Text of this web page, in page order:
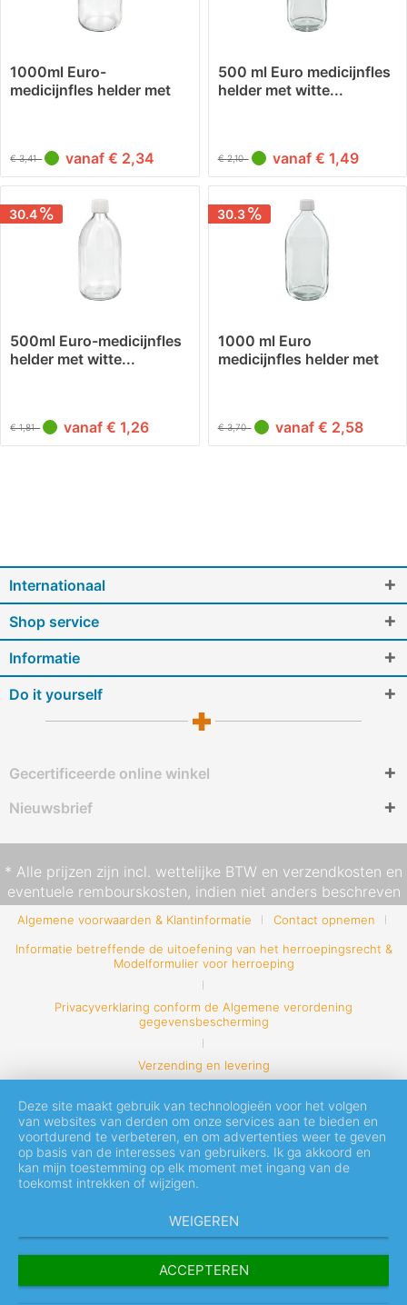
1000ml Euro-
medicijnfles helder met
€ 3,41 vanaf € 2,34
500 ml Euro medicijnfles
helder met witte...
€ 2,10 vanaf € 1,49
30.4
500ml Euro-medicijnfles
helder met witte...
€ 1,81 vanaf € 1,26
30.3
1000 ml Euro
medicijnfles helder met
€ 3,70 vanaf € 2,58
Internationaal
Shop service
Informatie
Do it yourself
Gecertificeerde online winkel
Nieuwsbrief
* Alle prijzen zijn incl. wettelijke BTW en verzendkosten en
eventuele rembourskosten, indien niet anders beschreven
Algemene voorwaarden & Klantinformatie
Contact opnemen
Informatie betreffende de uitoefening van het herroepingsrecht &
Modelformulier voor herroeping
Privacyverklaring conform de Algemene verordening
gegevensbescherming
Verzending en levering
Deze site maakt gebruik van technologieën voor het volgen
van websites van derden om onze services aan te bieden en
voortdurend te verbeteren, en om advertenties weer te geven
op basis van de interesses van gebruikers. Ik ga akkoord en
kan mijn toestemming op elk moment met ingang van de
toekomst intrekken of wijzigen.
WEIGEREN
ACCEPTEREN